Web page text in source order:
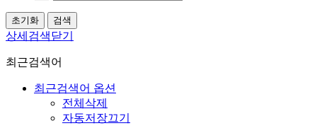
상세검색닫기
최근검색어
최근검색어 옵션
전체삭제
자동저장끄기